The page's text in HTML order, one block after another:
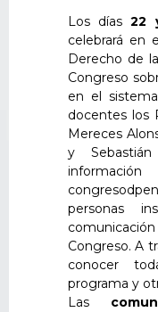
Los días22
celebrará en
Derecho de la
Congreso
en el
docentes los
Mereces
y
personas
Congreso. A
conocer
programa y
Las